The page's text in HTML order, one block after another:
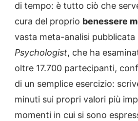
di tempo: è tutto ciò che
cura del proprio benessere
vasta meta-analisi
Psychologist, che ha
oltre 17.700 partecipanti,
di un semplice esercizio:
minuti sui propri valori più
momenti in cui si sono